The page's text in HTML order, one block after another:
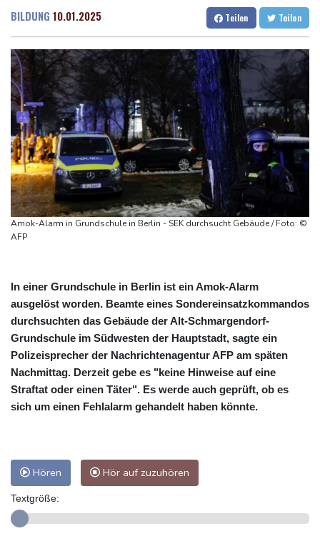
Dresden
24 °C Wien
26 °C
Baden-Baden
23 °C
Region Kiew
Mercedes GLA neu gegen alt: Der große Sprung ins
Elektrozeitalter
Skoda Kodiaq gegen VW Tayron: Das bessere Familien-SUV
Leagues Cup: Müller mit Vancouver schon ausgeschieden
Kolumbiens neuer Präsident kündigt "unermüdlichen" Kampf
gegen Drogengewalt an
Südkoreas Verband gibt Massagen-Skandal zu: "Desolate Lage"
BILDUNG 10.01.2025 Teilen Teilen
Amok-Alarm in Grundschule in Berlin - SEK durchsucht Gebäude / Foto: ©
AFP
In einer Grundschule in Berlin ist ein Amok-Alarm
ausgelöst worden. Beamte eines Sondereinsatzkommandos
durchsuchten das Gebäude der Alt-Schmargendorf-
Grundschule im Südwesten der Hauptstadt, sagte ein
Polizeisprecher der Nachrichtenagentur AFP am späten
Nachmittag. Derzeit gebe es "keine Hinweise auf eine
Straftat oder einen Täter". Es werde auch geprüft, ob es
sich um einen Fehlalarm gehandelt haben könnte.
Hören Hör auf zuzuhören
Textgröße: